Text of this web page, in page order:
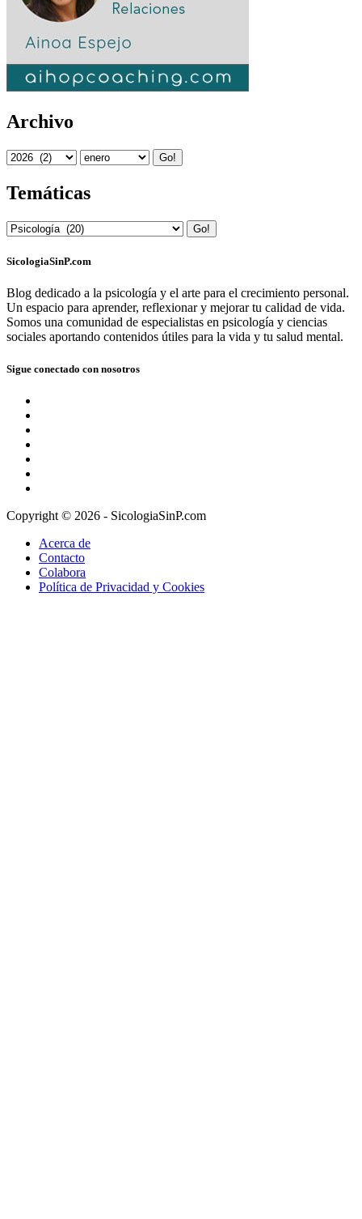
Archivo
Go!
Temáticas
Go!
SicologiaSinP.com
Blog dedicado a la psicología y el arte para el crecimiento personal.
Un espacio para aprender, reflexionar y mejorar tu calidad de vida.
Somos una comunidad de especialistas en psicología y ciencias
sociales aportando contenidos útiles para la vida y tu salud mental.
Sigue conectado con nosotros
Copyright © 2026 - SicologiaSinP.com
Acerca de
Contacto
Colabora
Política de Privacidad y Cookies